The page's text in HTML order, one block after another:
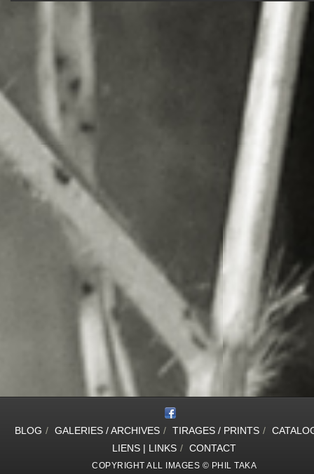
BLOG / GALERIES / ARCHIVES / TIRAGES / PRINTS /
LIENS | LINKS / CONTACT
COPYRIGHT ALL IMAGES © PHIL TAKA